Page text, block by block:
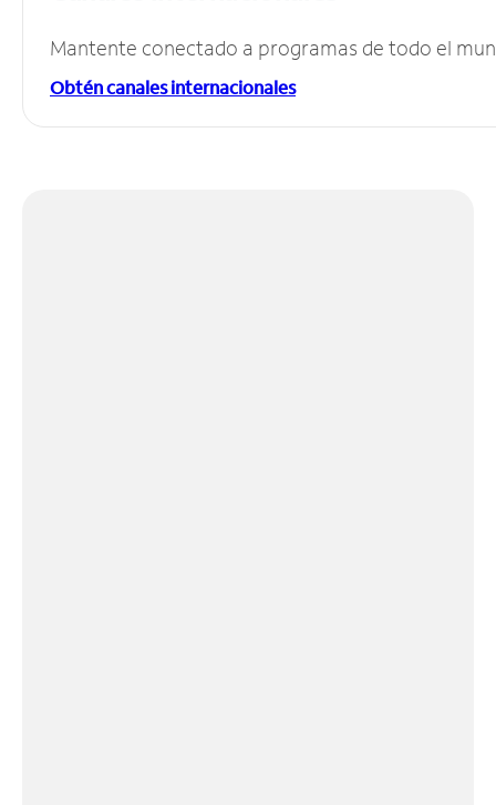
Mantente conectado a programas de todo el
Obtén canales internacionales